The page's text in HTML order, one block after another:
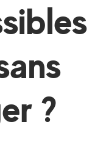
?